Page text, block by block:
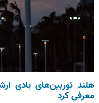
هلند توربین‌های بادی
معرفی کرد